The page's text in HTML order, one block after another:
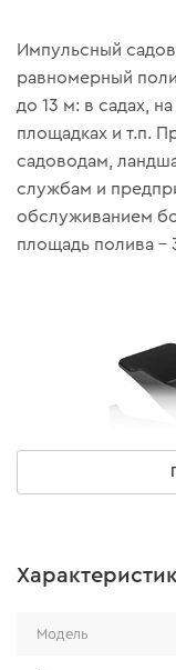
Импульсный
равномерный
до 13 м: в садах,
площадках и т.п.
садоводам,
службам и
обслуживанием
площадь полива –
Модель